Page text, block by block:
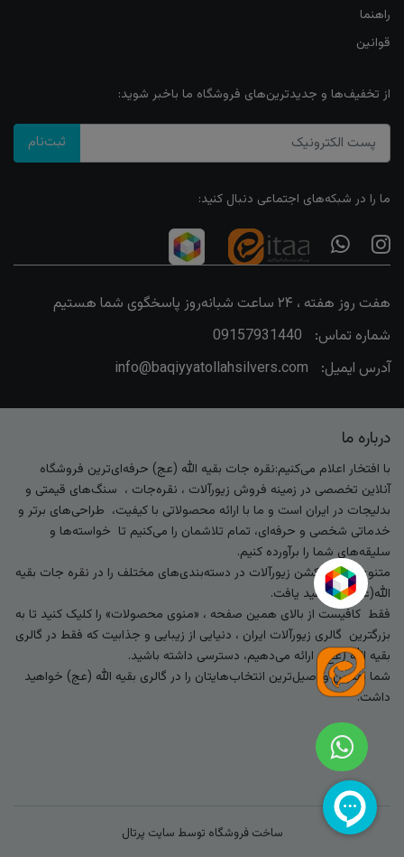
راهنما
قوانین
از تخفیف‌ها و جدیدترین‌های فروشگاه ما باخبر شوید:
ثبت‌نام
ما را در شبکه‌های اجتماعی دنبال کنید:
هفت روز هفته ، ۲۴ ساعت شبانه‌روز پاسخگوی شما هستیم
شماره تماس:
09157931440
آدرس ایمیل:
info@baqiyyatollahsilvers.com
درباره ما
با افتخار اعلام می‌کنیم:نقره جات بقیه الله (عج) حرفه‌ای‌ترین فروشگاه
آنلاین تخصصی در زمینه فروش زیورآلات ، نقره‌جات ، سنگ‌های قیمتی و
بدلیجات در ایران است و ما با ارائه محصولاتی با کیفیت، طراحی‌های برتر و
خدماتی شخصی و حرفه‌ای، تمام تلاشمان را می‌کنیم تا خواسته‌ها و
سلیقه‌های شما را برآورده کنیم.
متنوع‌ترین کالکشن زیورآلات در دسته‌بندی‌های مختلف را در نقره جات بقیه
الله(عج) خواهید یافت.
فقط کافیست از بالای همین صفحه ، «منوی محصولات» را کلیک کنید تا به
بزرگترین گالری زیورآلات ایران ، دنیایی از زیبایی و جذابیت که فقط در گالری
بقیه الله (عج) ارائه می‌دهیم، دسترسی داشته باشید.
شما بهترین و اصیل‌ترین انتخاب‌هایتان را در گالری بقیه الله (عج) خواهید
داشت.
ساخت فروشگاه توسط سایت پرتال